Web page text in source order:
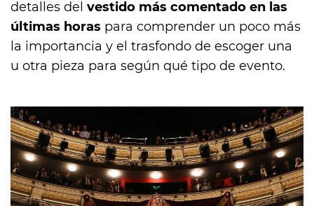
detalles del vestido más comentado en las
últimas horas para comprender un poco más
la importancia y el trasfondo de escoger una
u otra pieza para según qué tipo de evento.